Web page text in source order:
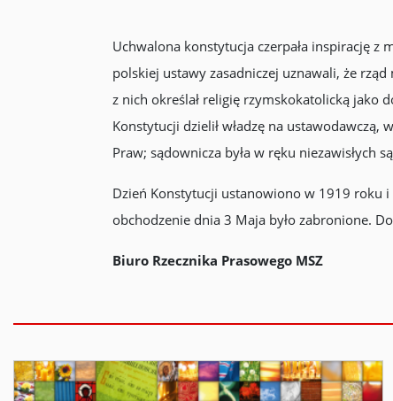
Uchwalona konstytucja czerpała inspirację
polskiej ustawy zasadniczej uznawali, że
z nich określał religię rzymskokatolicką jako
Konstytucji dzielił władzę na ustawodawczą,
Praw; sądownicza była w ręku niezawisłych
Dzień Konstytucji ustanowiono w 1919 roku
obchodzenie dnia 3 Maja było zabronione.
Biuro Rzecznika Prasowego MSZ